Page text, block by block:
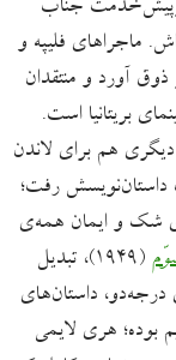
جناب
ماجراهای فلیپه و
آورد و منتقدان
بریتانیا است.
هم برای لاندن
داستان‌نویسش رفت؛
شک و ایمان همه‌ی
(۱۹۴۹)، تبدیل
درجه‌دو، داستان‌های
بوده؛ هری لایمی